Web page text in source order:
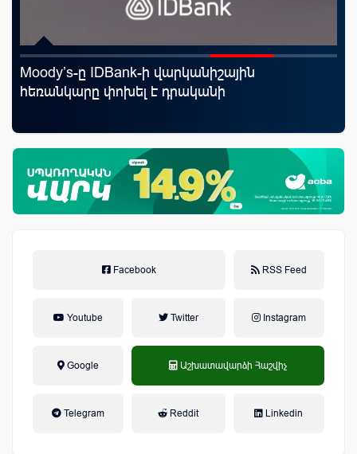
Moody’s-ը IDBank-ի վարկանիշային
հեռանկարը փոխել է դրականի
Facebook RSS Feed
Youtube Twitter Instagram
Google Աշխատավարձի Հաշվիչ
Telegram Reddit Linkedin